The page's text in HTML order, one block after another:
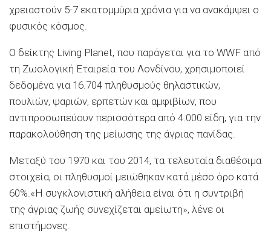
χρειαστούν 5-7 εκατομμύρια χρόνια για να ανακάμψει ο
φυσικός κόσμος.
Ο δείκτης Living Planet, που παράγεται για το WWF από
τη Ζωολογική Εταιρεία του Λονδίνου, χρησιμοποιεί
δεδομένα για 16.704 πληθυσμούς θηλαστικών,
πουλιών, ψαριών, ερπετών και αμφιβίων, που
αντιπροσωπεύουν περισσότερα από 4.000 είδη, για την
παρακολούθηση της μείωσης της άγριας πανίδας.
Μεταξύ του 1970 και του 2014, τα τελευταία διαθέσιμα
στοιχεία, οι πληθυσμοί μειώθηκαν κατά μέσο όρο κατά
60%.«Η συγκλονιστική αλήθεια είναι ότι η συντριβή
της άγριας ζωής συνεχίζεται αμείωτη», λένε οι
επιστήμονες.